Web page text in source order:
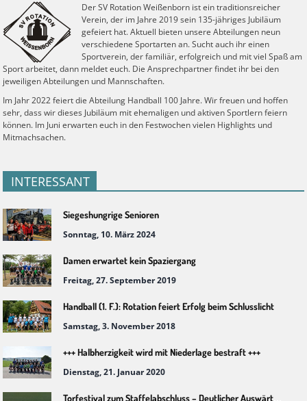
Der SV Rotation Weißenborn ist ein traditionsreicher
Verein, der im Jahre 2019 sein 135-jähriges Jubiläum
gefeiert hat. Aktuell bieten unsere Abteilungen neun
verschiedene Sportarten an. Sucht auch ihr einen
Sportverein, der familiär, erfolgreich und mit viel Spaß am
Sport arbeitet, dann meldet euch. Die Ansprechpartner findet ihr bei den
jeweiligen Abteilungen und Mannschaften.
Im Jahr 2022 feiert die Abteilung Handball 100 Jahre. Wir freuen und hoffen
sehr, dass wir dieses Jubiläum mit ehemaligen und aktiven Sportlern feiern
können. Im Juni erwarten euch in den Festwochen vielen Highlights und
Mitmachsachen.
INTERESSANT
Siegeshungrige Senioren
Sonntag, 10. März 2024
Damen erwartet kein Spaziergang
Freitag, 27. September 2019
Handball (1. F.): Rotation feiert Erfolg beim Schlusslicht
Samstag, 3. November 2018
+++ Halbherzigkeit wird mit Niederlage bestraft +++
Dienstag, 21. Januar 2020